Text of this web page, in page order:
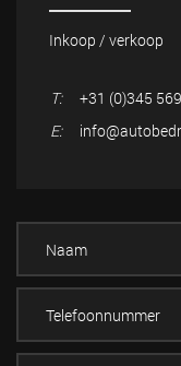
Inkoop / verkoop
T:
+31 (0)345
E: